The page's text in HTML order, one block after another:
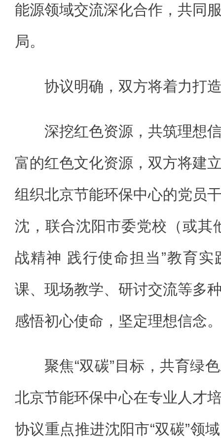
能源领域交流深化合作，共同
局。
协议明确，双方将着力打
深挖红色资源，共筑理想
富的红色文化资源，双方将建
组织北京节能环保中心的党员
沈，联合沈阳市委党校（或其
战精神 践行使命担当”教育
课、现场教学、研讨交流等多
感悟初心使命，坚定理想信念
聚焦“双碳”目标，共育绿
北京节能环保中心在专业人才
协议重点推进沈阳市“双碳”领